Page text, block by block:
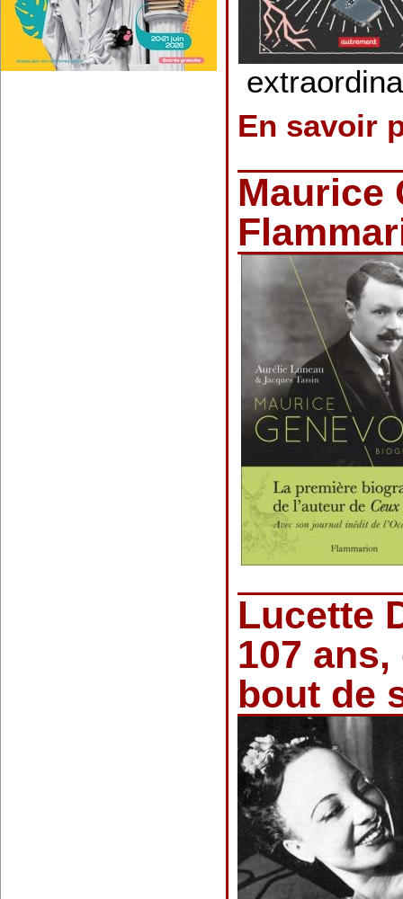
En savoir
Maurice
Lucette
107
bout de